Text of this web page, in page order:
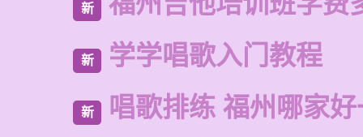
新
新 学学唱歌入门教程
新 唱歌排练 福州哪家